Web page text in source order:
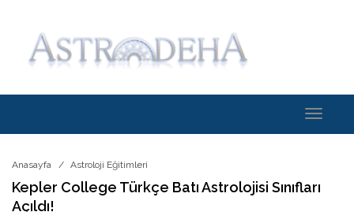
Toggle
Anasayfa Astroloji Eğitimleri
Kepler College Türkçe Batı Astrolojisi Sınıfları
Açıldı!